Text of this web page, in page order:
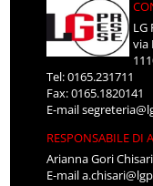
LG
via
Tel: 0165.231711
Fax: 0165.1820141
E-mail
RESPONSABILE DI
Arianna Gori Chisari
E-mail